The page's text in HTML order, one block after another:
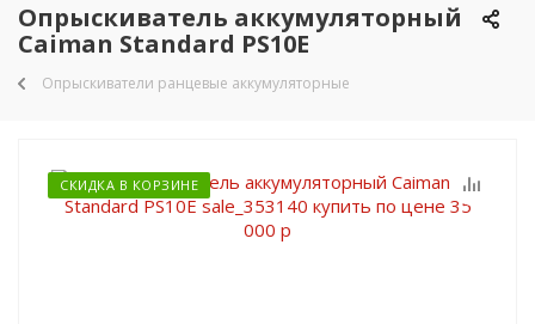
Опрыскиватель аккумуляторный
Caiman Standard PS10E
Опрыскиватели ранцевые аккумуляторные
СКИДКА В КОРЗИНЕ